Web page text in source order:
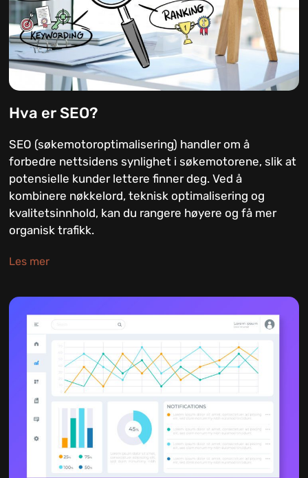
Hva er SEO?
SEO (søkemotoroptimalisering) handler om å
forbedre nettsidens synlighet i søkemotorene, slik at
potensielle kunder lettere finner deg. Ved å
kombinere nøkkelord, teknisk optimalisering og
kvalitetsinnhold, kan du rangere høyere og få mer
organisk trafikk.
Les mer